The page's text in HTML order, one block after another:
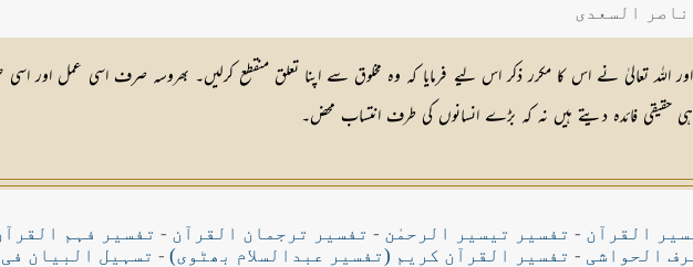
السعدی
اللہ تعالیٰ نے اس کا مکرر ذکر اس لیے فرمایا کہ وہ مخلوق سے اپنا تعلق منقطع کرلیں۔ بھروسہ صرف اسی عمل
ہی حقیقی فائدہ دیتے ہیں نہ کہ بڑے انسانوں کی طرف انتساب محض۔
القرآن - تفسیر تیسیر الرحمٰن - تفسیر ترجمان القرآن - تفسیر فہم
الحواشی - تفسیر القرآن کریم (تفسیر عبدالسلام بھٹوی) - تسہیل البیان